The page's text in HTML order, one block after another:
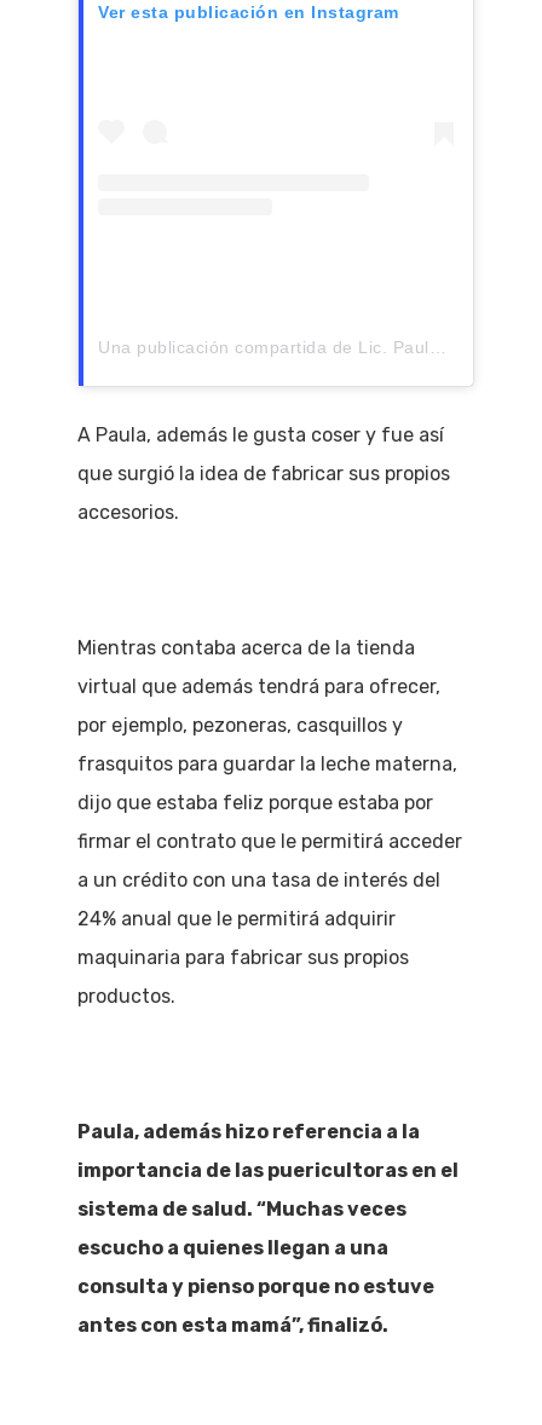
Ver esta publicación en Instagram
A Paula, además le gusta coser y fue así
que surgió la idea de fabricar sus propios
accesorios.
Mientras contaba acerca de la tienda
virtual que además tendrá para ofrecer,
por ejemplo, pezoneras, casquillos y
frasquitos para guardar la leche materna,
dijo que estaba feliz porque estaba por
firmar el contrato que le permitirá acceder
a un crédito con una tasa de interés del
24% anual que le permitirá adquirir
maquinaria para fabricar sus propios
productos.
Paula, además hizo referencia a la
importancia de las puericultoras en el
sistema de salud. “Muchas veces
escucho a quienes llegan a una
consulta y pienso porque no estuve
antes con esta mamá”, finalizó.